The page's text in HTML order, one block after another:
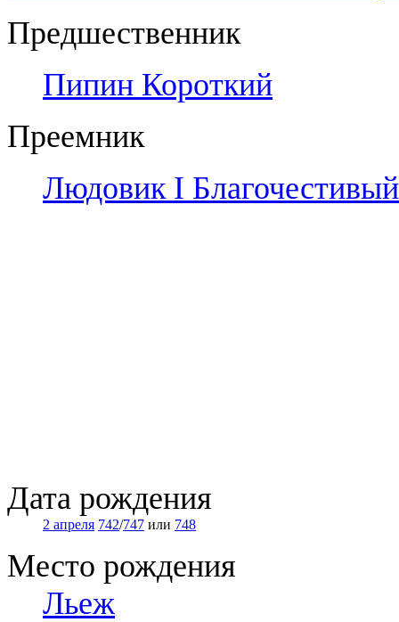
Предшественник
Пипин Короткий
Преемник
Людовик I Благочестивый
Дата рождения
2 апреля 742/747 или 748
Место рождения
Льеж